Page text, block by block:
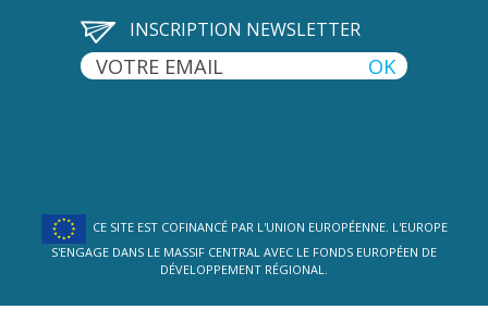
INSCRIPTION NEWSLETTER
CE SITE EST COFINANCÉ PAR L'UNION EUROPÉENNE. L'EUROPE
S'ENGAGE DANS LE MASSIF CENTRAL AVEC LE FONDS EUROPÉEN DE
DÉVELOPPEMENT RÉGIONAL.